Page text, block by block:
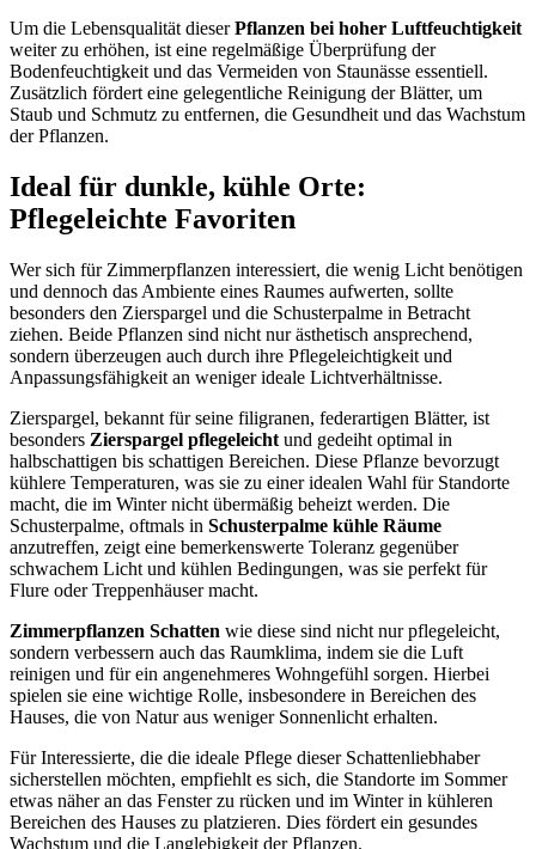
Um die Lebensqualität dieserPflanzen bei hoher Luftfeuchtigkeit
weiter zu erhöhen, ist eine regelmäßige Überprüfung der
Bodenfeuchtigkeit und das Vermeiden von Staunässe essentiell.
Zusätzlich fördert eine gelegentliche Reinigung der Blätter, um
Staub und Schmutz zu entfernen, die Gesundheit und das Wachstum
der Pflanzen.
Ideal für dunkle, kühle Orte:
Pflegeleichte Favoriten
Wer sich für Zimmerpflanzen interessiert, die wenig Licht benötigen
und dennoch das Ambiente eines Raumes aufwerten, sollte
besonders den Zierspargel und die Schusterpalme in Betracht
ziehen. Beide Pflanzen sind nicht nur ästhetisch ansprechend,
sondern überzeugen auch durch ihre Pflegeleichtigkeit und
Anpassungsfähigkeit an weniger ideale Lichtverhältnisse.
Zierspargel, bekannt für seine filigranen, federartigen Blätter, ist
besonders Zierspargel pflegeleicht und gedeiht optimal in
halbschattigen bis schattigen Bereichen. Diese Pflanze bevorzugt
kühlere Temperaturen, was sie zu einer idealen Wahl für Standorte
macht, die im Winter nicht übermäßig beheizt werden. Die
Schusterpalme, oftmals in Schusterpalme kühle Räume
anzutreffen, zeigt eine bemerkenswerte Toleranz gegenüber
schwachem Licht und kühlen Bedingungen, was sie perfekt für
Flure oder Treppenhäuser macht.
Zimmerpflanzen Schatten wie diese sind nicht nur pflegeleicht,
sondern verbessern auch das Raumklima, indem sie die Luft
reinigen und für ein angenehmeres Wohngefühl sorgen. Hierbei
spielen sie eine wichtige Rolle, insbesondere in Bereichen des
Hauses, die von Natur aus weniger Sonnenlicht erhalten.
Für Interessierte, die die ideale Pflege dieser Schattenliebhaber
sicherstellen möchten, empfiehlt es sich, die Standorte im Sommer
etwas näher an das Fenster zu rücken und im Winter in kühleren
Bereichen des Hauses zu platzieren. Dies fördert ein gesundes
Wachstum und die Langlebigkeit der Pflanzen.